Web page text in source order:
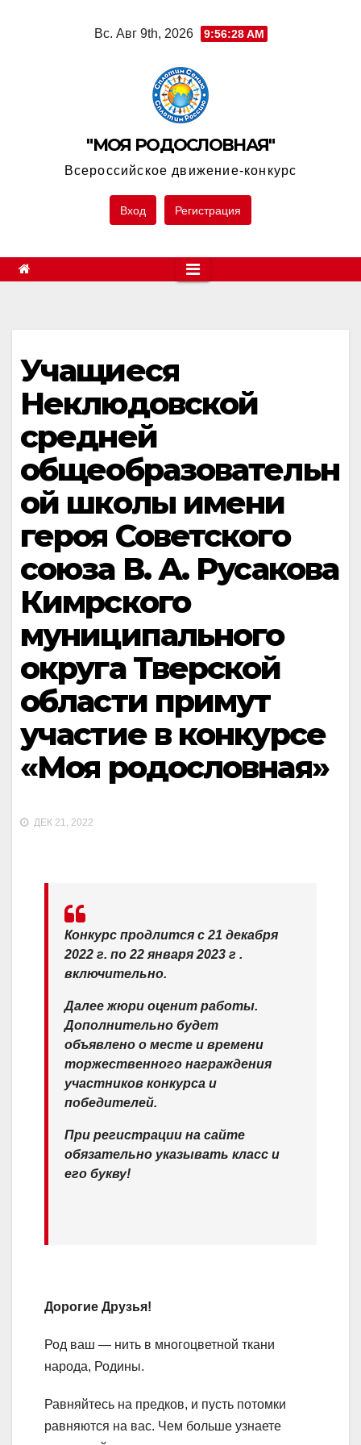
Вс. Авг 9th, 2026 9:56:28 AM
"МОЯ РОДОСЛОВНАЯ"
Всероссийское движение-конкурс
Вход Регистрация
Учащиеся
Неклюдовской
средней
общеобразовательн
ой школы имени
героя Советского
союза В. А. Русакова
Кимрского
муниципального
округа Тверской
области примут
участие в конкурсе
«Моя родословная»
ДЕК 21, 2022
Конкурс продлится с 21 декабря
2022 г. по 22 января 2023 г .
включительно.
Далее жюри оценит работы.
Дополнительно будет
объявлено о месте и времени
торжественного награждения
участников конкурса и
победителей.
При регистрации на сайте
обязательно указывать класс и
его букву!
Дорогие Друзья!
Род ваш — нить в многоцветной ткани
народа, Родины.
Равняйтесь на предков, и пусть потомки
равняются на вас. Чем больше узнаете